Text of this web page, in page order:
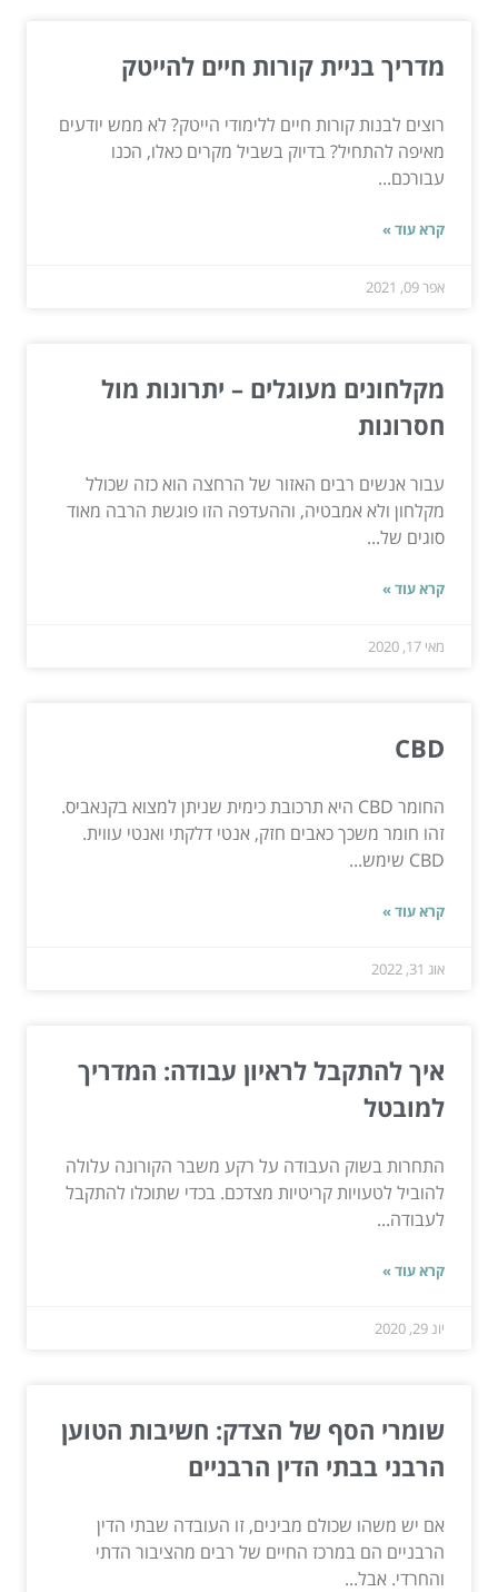
מדריך בניית קורות חיים להייטק
רוצים לבנות קורות חיים ללימודי הייטק? לא ממש יודעים
מאיפה להתחיל? בדיוק בשביל מקרים כאלו, הכנו
עבורכם...
קרא עוד »
אפר 09, 2021
מקלחונים מעוגלים – יתרונות מול
חסרונות
עבור אנשים רבים האזור של הרחצה הוא כזה שכולל
מקלחון ולא אמבטיה, וההעדפה הזו פוגשת הרבה מאוד
סוגים של...
קרא עוד »
מאי 17, 2020
CBD
החומר CBD היא תרכובת כימית שניתן למצוא בקנאביס.
זהו חומר משכך כאבים חזק, אנטי דלקתי ואנטי עווית.
CBD שימש...
קרא עוד »
אוג 31, 2022
איך להתקבל לראיון עבודה: המדריך
למובטל
התחרות בשוק העבודה על רקע משבר הקורונה עלולה
להוביל לטעויות קריטיות מצדכם. בכדי שתוכלו להתקבל
לעבודה...
קרא עוד »
יונ 29, 2020
שומרי הסף של הצדק: חשיבות הטוען
הרבני בבתי הדין הרבניים
אם יש משהו שכולם מבינים, זו העובדה שבתי הדין
הרבניים הם במרכז החיים של רבים מהציבור הדתי
והחרדי. אבל...